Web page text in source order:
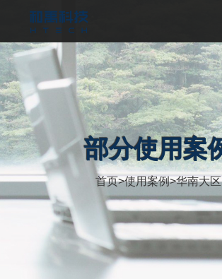
部分使用案
首页>使用案例>华南大区